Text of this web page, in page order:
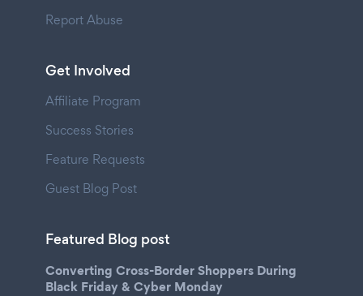
Report Abuse
Get Involved
Affiliate Program
Success Stories
Feature Requests
Guest Blog Post
Featured Blog post
Converting Cross-Border Shoppers During
Black Friday & Cyber Monday